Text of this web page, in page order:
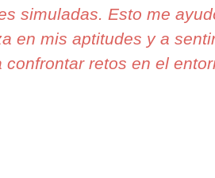
simuladas. Esto me
en mis aptitudes y a
confrontar retos en el